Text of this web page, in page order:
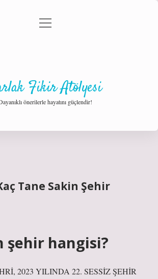
Gizlilik Politikası
menüyü
Fikir Atölyesi
önerilerle hayatını güçlendir!
Tane Sakin Şehir
şehir hangisi?
2023 YILINDA 22. SESSİZ ŞEHİR